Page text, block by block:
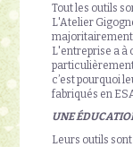
Tout les outils
L'Atelier
L'entreprise a
c’est pourquoi
fabriqués en
UNE
Leurs outils